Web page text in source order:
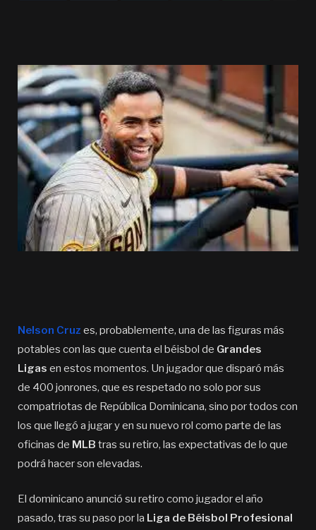
Nelson Cruz es, probablemente, una de las figuras más
potables con las que cuenta el béisbol de Grandes
Ligas en estos momentos. Un jugador que disparó más
de 400 jonrones, que es respetado no solo por sus
compatriotas de República Dominicana, sino por todos con
los que llegó a jugar y en su nuevo rol como parte de las
oficinas de MLB tras su retiro, las expectativas de lo que
podrá hacer son elevadas.
El dominicano anunció su retiro como jugador el año
pasado, tras su paso por la Liga de Béisbol Profesional